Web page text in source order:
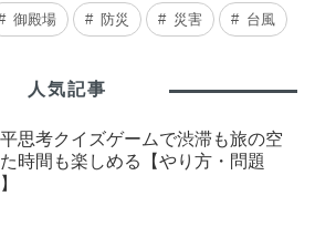
御殿場 防災 災害 台風
人気記事
思考クイズゲームで渋滞も旅の空
時間も楽しめる【やり方・問題